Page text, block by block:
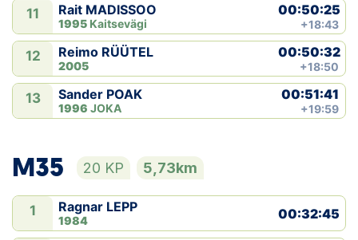
11 Rait MADISSOO
1995 Kaitsevägi
00:50:25
+18:43
12 Reimo RÜÜTEL
2005
00:50:32
+18:50
13 Sander POAK
1996 JOKA
00:51:41
+19:59
M35 20 KP 5,73km
1 Ragnar LEPP
1984 00:32:45